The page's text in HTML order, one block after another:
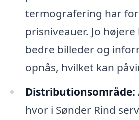
termografering har
prisniveauer. Jo
bedre billeder og
opnås, hvilket kan
Distributionsområde:
hvor i Sønder Rind